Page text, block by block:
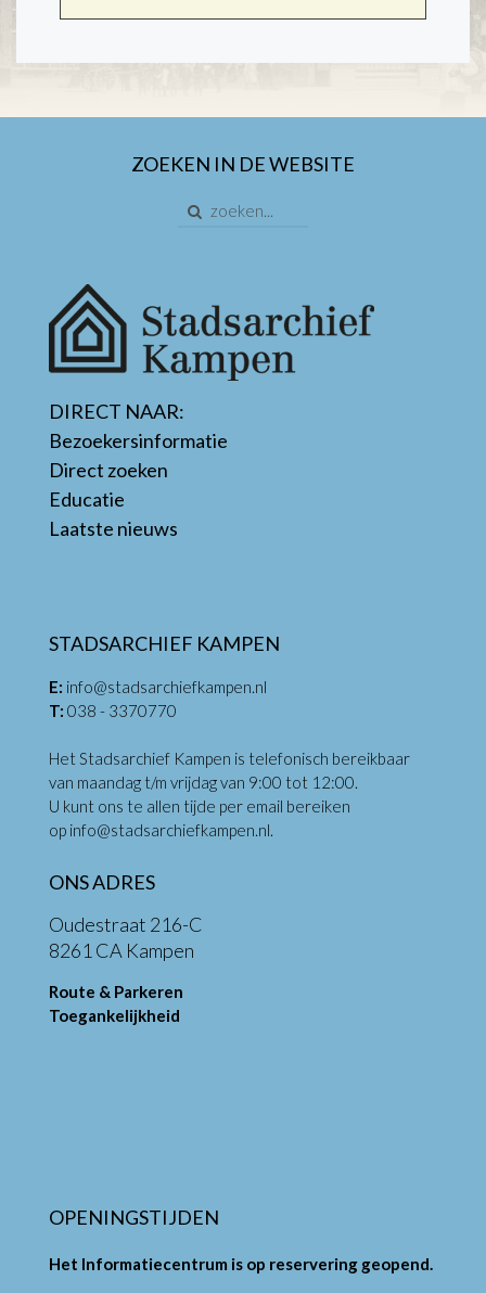
ZOEKEN IN DE WEBSITE
DIRECT NAAR:
Bezoekersinformatie
Direct zoeken
Educatie
Laatste nieuws
STADSARCHIEF KAMPEN
E: info@stadsarchiefkampen.nl
T: 038 - 3370770
Het Stadsarchief Kampen is telefonisch bereikbaar
van maandag t/m vrijdag van 9:00 tot 12:00.
U kunt ons te allen tijde per email bereiken
op info@stadsarchiefkampen.nl.
ONS ADRES
Oudestraat 216-C
8261 CA Kampen
Route & Parkeren
Toegankelijkheid
OPENINGSTIJDEN
Het Informatiecentrum is op reservering geopend.